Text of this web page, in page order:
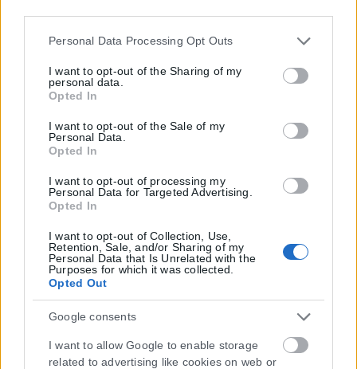
Please note that this website/app uses one or more Google
but not limited to your visit or usage behaviour. You may
click to grant or deny consent to Google and its third-party
tags to use your data for below specified purposes in below
Google consent section.
Personal Data Processing Opt Outs
I want to opt-out of the Sharing of my
personal data.
Opted In
I want to opt-out of the Sale of my
Personal Data.
Opted In
I want to opt-out of processing my
Personal Data for Targeted Advertising.
Opted In
I want to opt-out of Collection, Use,
Retention, Sale, and/or Sharing of my
Personal Data that Is Unrelated with the
Purposes for which it was collected.
Opted Out
Google consents
I want to allow Google to enable storage
related to advertising like cookies on web or